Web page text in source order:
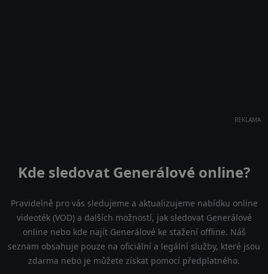
REKLAMA
Kde sledovat Generálové online?
Pravidelně pro vás sledujeme a aktualizujeme nabídku online
videoték (VOD) a dalších možností, jak sledovat Generálové
online nebo kde najít Generálové ke stažení offline. Náš
seznam obsahuje pouze na oficiální a legální služby, které jsou
zdarma nebo je můžete získat pomocí předplatného.